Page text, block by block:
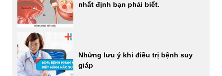
nhất định bạn phải biết.
Những lưu ý khi điều trị bệnh suy
giáp